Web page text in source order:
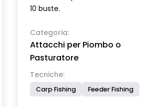
10 buste.
Categoria:
Attacchi per Piombo o
Pasturatore
Tecniche:
Carp Fishing Feeder Fishing